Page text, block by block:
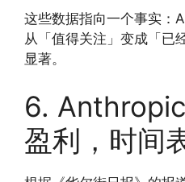
这些数据指向一个事实：
从「值得关注」变成「已
显著。
6.
盈利，时间